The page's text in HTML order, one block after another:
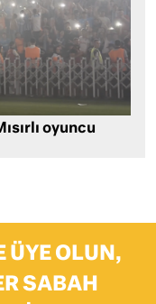
oyuncu
ÜYE OLUN,
SABAH